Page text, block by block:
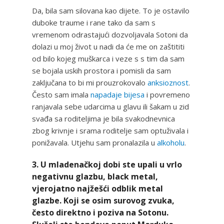
Da, bila sam silovana kao dijete. To je ostavilo
duboke traume i rane tako da sam s
vremenom odrastajući dozvoljavala Sotoni da
dolazi u moj život u nadi da će me on zaštititi
od bilo kojeg muškarca i veze s s tim da sam
se bojala uskih prostora i pomisli da sam
zaključana to bi mi prouzrokovalo anksioznost.
Često sam imala napadaje bijesa i povremeno
ranjavala sebe udarcima u glavu ili šakam u zid
svađa sa roditeljima je bila svakodnevnica
zbog krivnje i srama roditelje sam optuživala i
ponižavala. Utjehu sam pronalazila u alkoholu.
3. U mladenačkoj dobi ste upali u vrlo
negativnu glazbu, black metal,
vjerojatno najžešći odblik metal
glazbe. Koji se osim surovog zvuka,
često direktno i poziva na Sotonu.